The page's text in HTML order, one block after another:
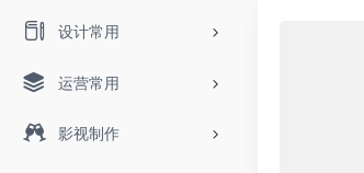
设计常用
运营常用
影视制作